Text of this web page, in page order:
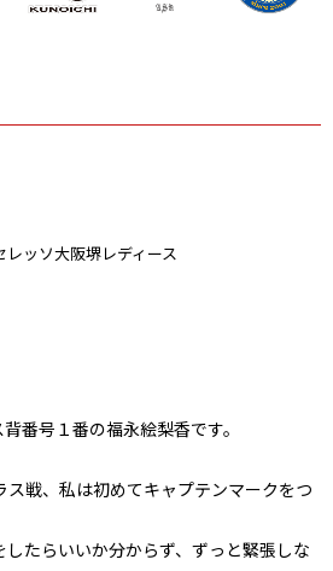
レッソ大阪堺レディース
番号１番の福永絵梨香です。
戦、私は初めてキャプテンマークをつ
たらいいか分からず、ずっと緊張しな